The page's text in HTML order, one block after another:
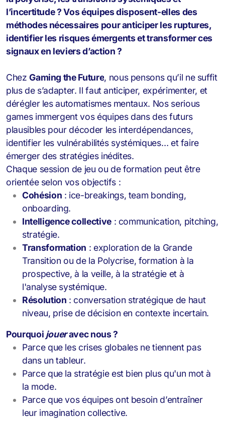
l’incertitude ? Vos équipes disposent-elles des
méthodes nécessaires pour anticiper les ruptures,
identifier les risques émergents et transformer ces
signaux en leviers d’action ?
ChezGaming the Future, nous pensons qu’il ne suffit
plus de s’adapter. Il faut anticiper, expérimenter, et
dérégler les automatismes mentaux. Nos serious
games immergent vos équipes dans des futurs
plausibles pour décoder les interdépendances,
identifier les vulnérabilités systémiques… et faire
émerger des stratégies inédites.
Chaque session de jeu ou de formation peut être
orientée selon vos objectifs :
Cohésion : ice-breakings, team bonding,
onboarding.
Intelligence collective: communication, pitching,
stratégie.
Transformation : exploration de la Grande
Transition ou de la Polycrise, formation à la
prospective, à la veille, à la stratégie et à
l'analyse systémique.
Résolution : conversation stratégique de haut
niveau, prise de décision en contexte incertain.
Pourquoi joueravec nous ?
Parce que les crises globales ne tiennent pas
dans un tableur.
Parce que la stratégie est bien plus qu'un mot à
la mode.
Parce que vos équipes ont besoin d’entraîner
leur imagination collective.